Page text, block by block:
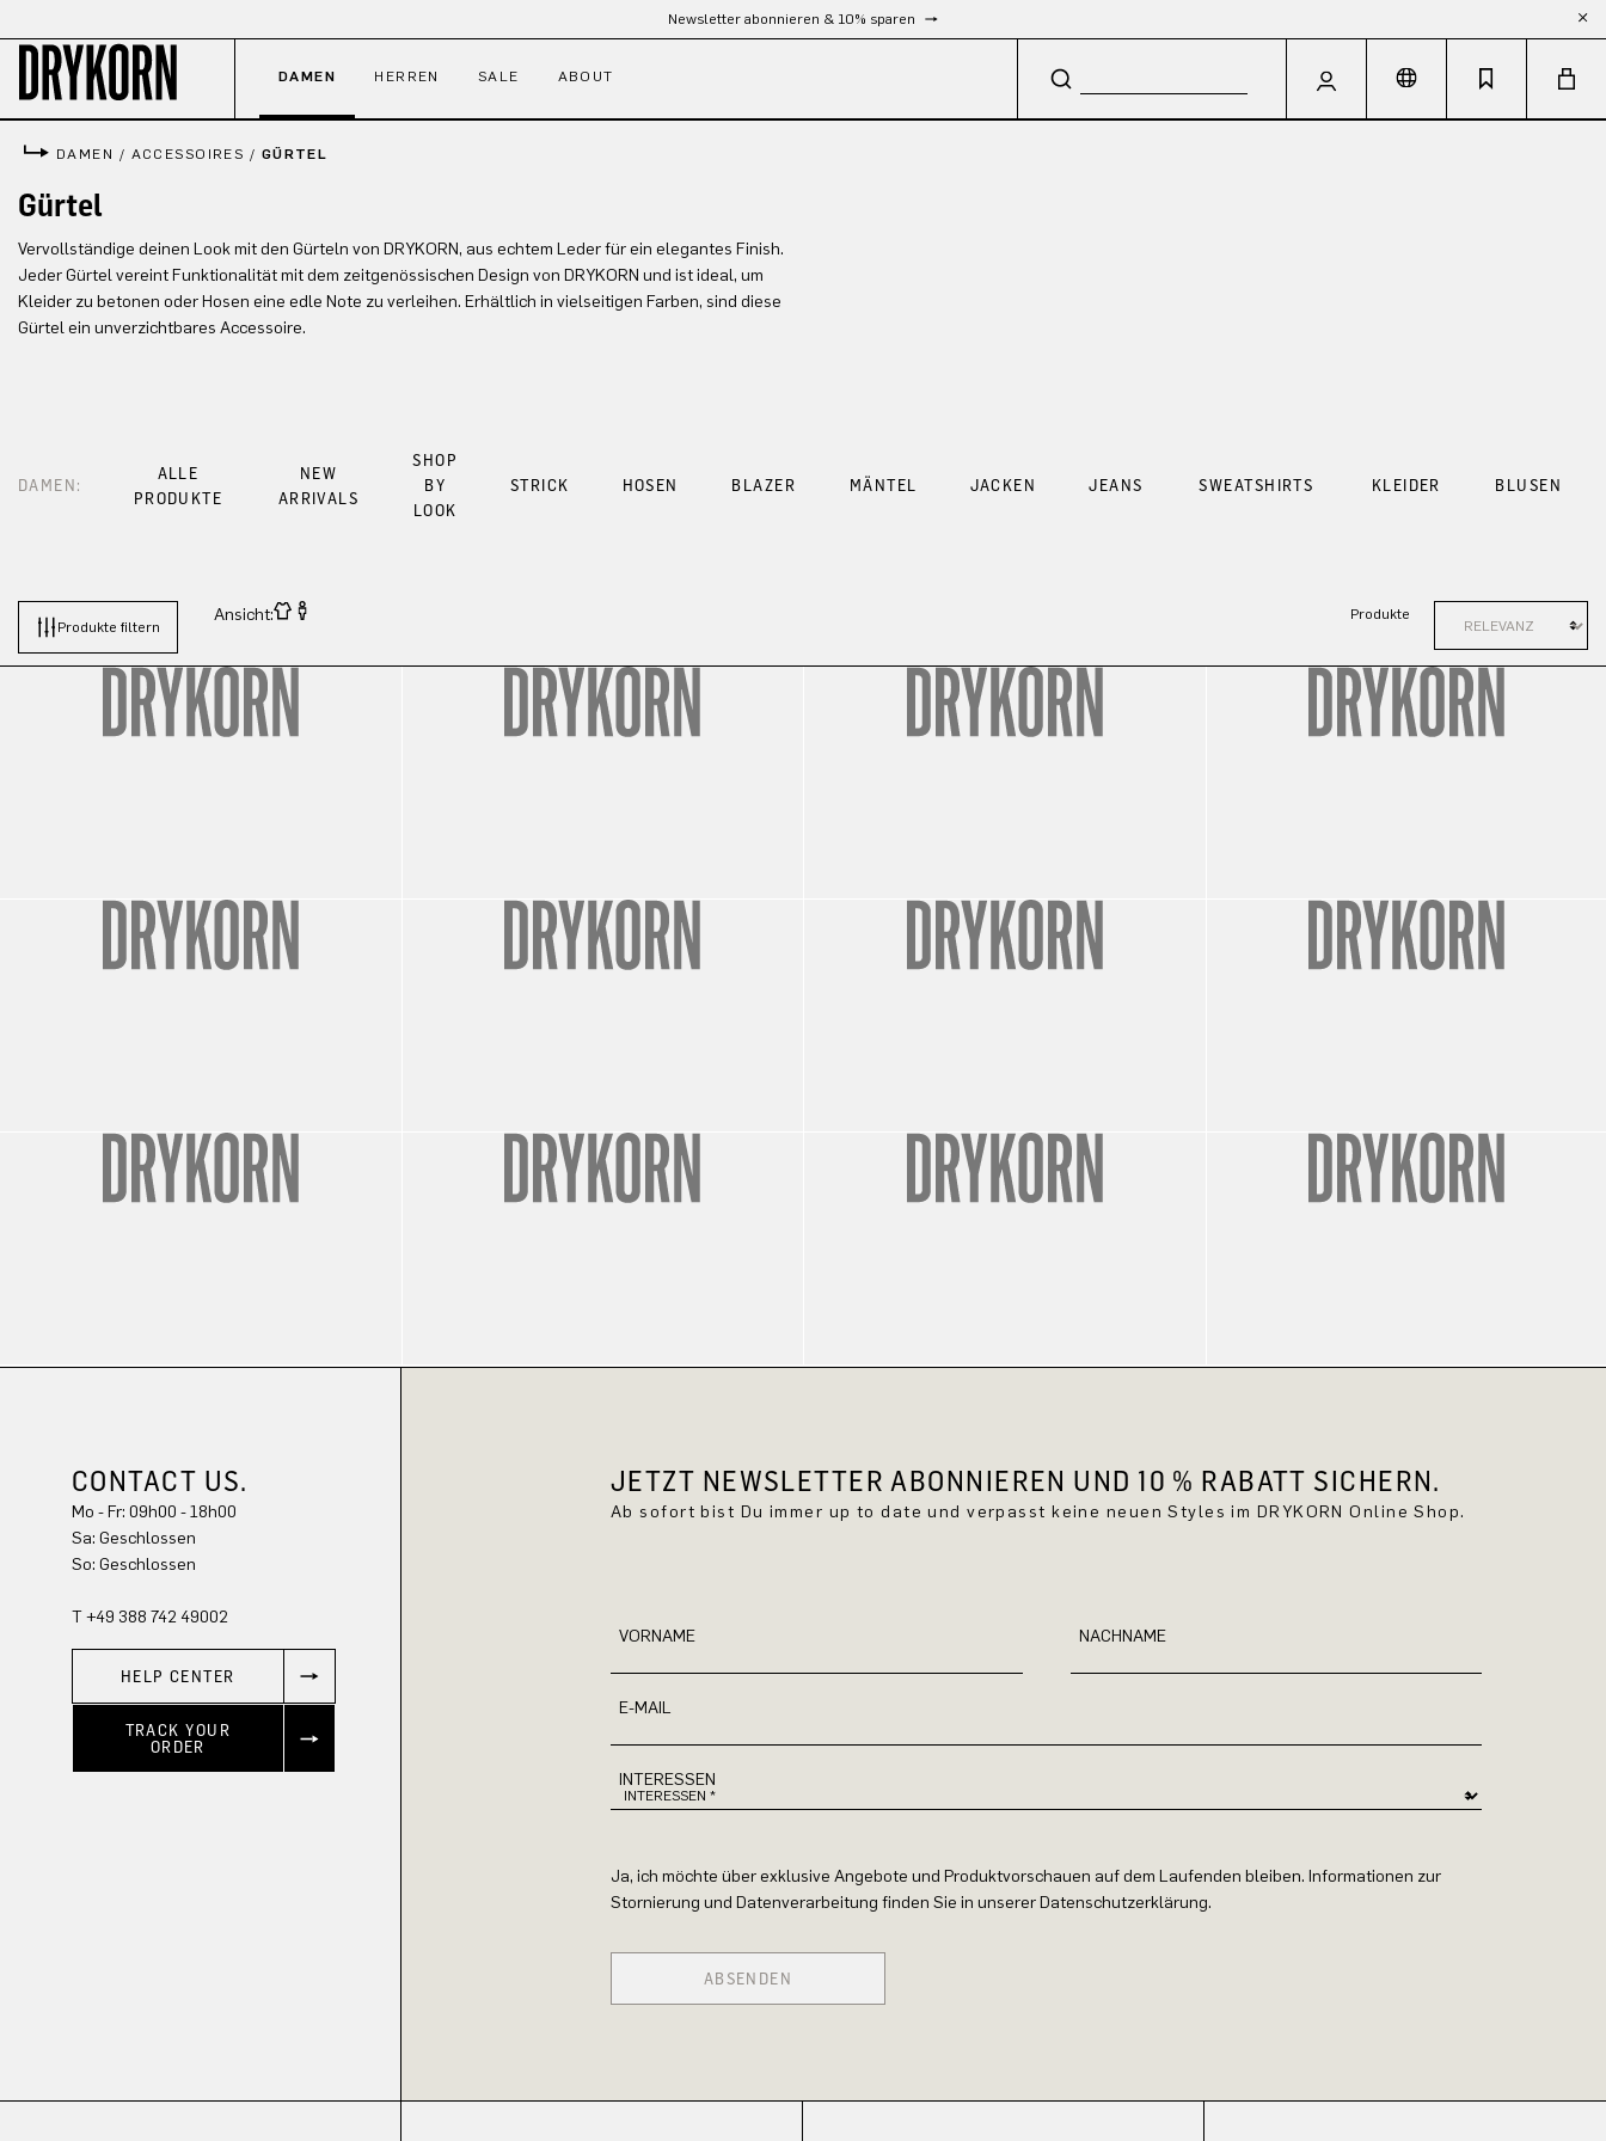
Newsletter abonnieren & 10% sparen
DAMEN HERREN SALE ABOUT
DAMEN / ACCESSOIRES / GÜRTEL
Gürtel
Vervollständige deinen Look mit den Gürteln von DRYKORN, aus echtem Leder für ein elegantes Finish.
Jeder Gürtel vereint Funktionalität mit dem zeitgenössischen Design von DRYKORN und ist ideal, um
Kleider zu betonen oder Hosen eine edle Note zu verleihen. Erhältlich in vielseitigen Farben, sind diese
Gürtel ein unverzichtbares Accessoire.
DAMEN:
ALLE
PRODUKTE
NEW
ARRIVALS
SHOP
BY
LOOK
STRICK HOSEN BLAZER MÄNTEL JACKEN JEANS SWEATSHIRTS KLEIDER BLUSEN
Produkte filtern
Ansicht: Produkte
CONTACT US.
Mo - Fr: 09h00 - 18h00
Sa: Geschlossen
So: Geschlossen
T +49 388 742 49002
HELP CENTER
TRACK YOUR
ORDER
JETZT NEWSLETTER ABONNIEREN UND 10 % RABATT SICHERN.
Ab sofort bist Du immer up to date und verpasst keine neuen Styles im DRYKORN Online Shop.
VORNAME NACHNAME
E-MAIL
INTERESSEN
Ja, ich möchte über exklusive Angebote und Produktvorschauen auf dem Laufenden bleiben. Informationen zur
Stornierung und Datenverarbeitung finden Sie in unserer Datenschutzerklärung.
ABSENDEN